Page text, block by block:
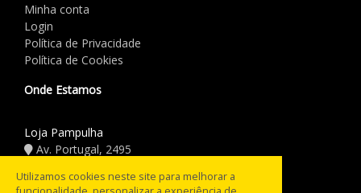
Minha conta
Login
Política de Privacidade
Política de Cookies
Onde Estamos
Loja Pampulha
Av. Portugal, 2495
Utilizamos cookies neste site para melhorar a